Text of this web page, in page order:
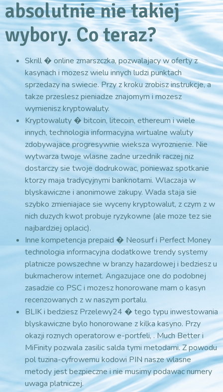
absolutnie nie takiej
wybory. Co teraz?
Skrill � online zmarszczka, pozwalajacy w oferty z
kasynach i mozesz wielu innych ludzi punktach
sprzedazy na swiecie. Przy z kroku zrobisz instrukcje, a
takze przeslesz pieniadze znajomym i mozesz
wymienisz kryptowaluty.
Kryptowaluty � bitcoin, litecoin, ethereum i wiele
innych, technologia informacyjna wirtualne waluty
zdobywajace progresywnie wieksza wyroznienie. Nie
wytwarza twoje wlasne zadne urzednik raczej niz
dostarczy sie twoje dodrukowac, poniewaz spotkanie
ktorzy maja tradycyjnymi banknotami. Wlaczaja w
blyskawiczne i anonimowe zakupy. Wada staja sie
szybko zmieniajace sie wyceny kryptowalut, z czym z w
nich duzych kwot probuje ryzykowne (ale moze tez sie
najbardziej oplacic).
Inne kompetencja prepaid � Neosurf i Perfect Money
technologia informacyjna dodatkowe trendy systemy
platnicze powszechne w branzy hazardowej i bedziesz u
bukmacherow internet. Angazujace one do podobnej
zasadzie co PSC i mozesz honorowane mam o kasyn
recenzowanych z w naszym portalu.
BLIK i bedziesz Przelewy24 � tego typu inwestowania
blyskawiczne bylo honorowane z kilka kasyno. Przy
okazji roznych operatorow e-portfeli, . Much Better i
MiFinity pozwala zasilic salda tymi metodami. Z powodu
pol tuzina-cyfrowemu kodowi PIN nasze wlasne
metody jest bezpieczne i nie musimy podawac numery
uwaga platniczej.